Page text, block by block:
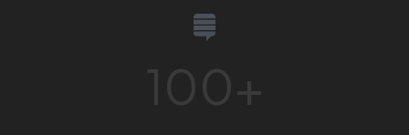
100+